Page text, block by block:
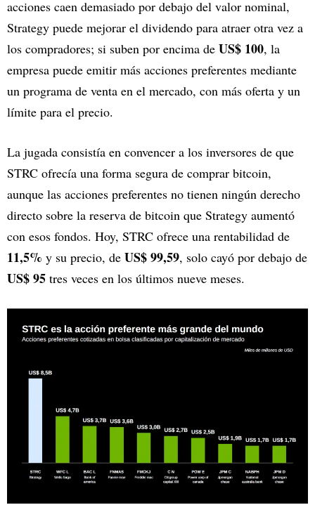
acciones caen demasiado por debajo del valor nominal,
Strategy puede mejorar el dividendo para atraer otra vez a
los compradores; si suben por encima de US$ 100, la
empresa puede emitir más acciones preferentes mediante
un programa de venta en el mercado, con más oferta y un
límite para el precio.
La jugada consistía en convencer a los inversores de que
STRC ofrecía una forma segura de comprar bitcoin,
aunque las acciones preferentes no tienen ningún derecho
directo sobre la reserva de bitcoin que Strategy aumentó
con esos fondos. Hoy, STRC ofrece una rentabilidad de
11,5% y su precio, de US$ 99,59, solo cayó por debajo de
US$ 95 tres veces en los últimos nueve meses.